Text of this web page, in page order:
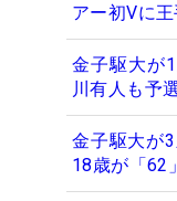
アー初Vに
金子駆大が
川有人も予
金子駆大が
18歳が「62